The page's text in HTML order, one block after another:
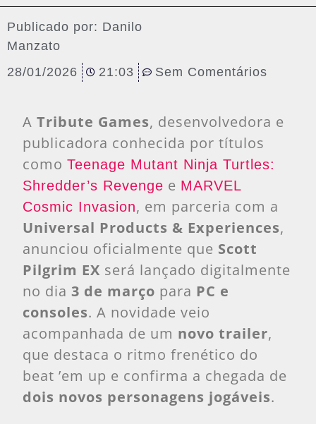
Publicado por: Danilo
Manzato
28/01/2026
21:03 Sem Comentários
A Tribute Games, desenvolvedora e
publicadora conhecida por títulos
como Teenage Mutant Ninja Turtles:
Shredder’s Revenge e MARVEL
Cosmic Invasion, em parceria com a
Universal Products & Experiences,
anunciou oficialmente que Scott
Pilgrim EX será lançado digitalmente
no dia 3 de março para PC e
consoles. A novidade veio
acompanhada de um novo trailer,
que destaca o ritmo frenético do
beat ’em up e confirma a chegada de
dois novos personagens jogáveis.